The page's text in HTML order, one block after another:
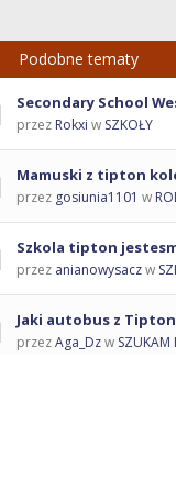
Podobne tematy
Secondary School
przez Rokxi w SZKOŁY
Mamuski z tipton
przez gosiunia1101 w
Szkola tipton
przez anianowysaczw
Jaki autobus z
przezAga_Dzw SZUKAM